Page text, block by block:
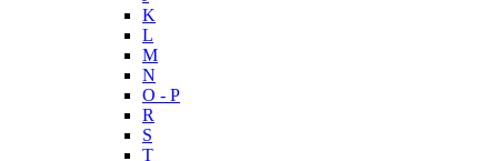
K
L
M
N
O - P
R
S
T